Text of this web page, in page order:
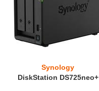
Synology
DiskStation DS725neo+